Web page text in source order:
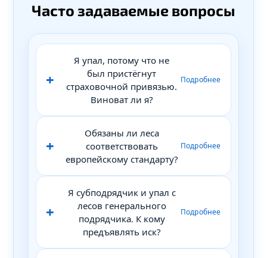
Часто задаваемые вопросы
Я упал, потому что не
был пристёгнут
страховочной привязью.
Виноват ли я?
Обязаны ли леса
соответствовать
европейскому стандарту?
Я субподрядчик и упал с
лесов генерального
подрядчика. К кому
предъявлять иск?